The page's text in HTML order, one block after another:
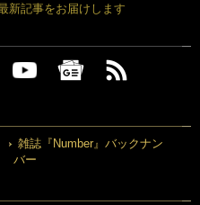
新記事をお届けします
雑誌『Number』バックナン
バー